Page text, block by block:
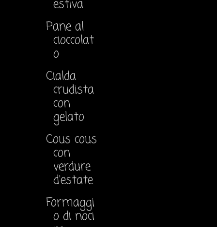
estiva
Pane al
cioccolat
o
Cialda
crudista
con
gelato
Cous cous
con
verdure
d'estate
Formaggi
o di noci